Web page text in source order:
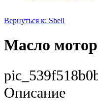
Вернуться к: Shell
Масло
Описание